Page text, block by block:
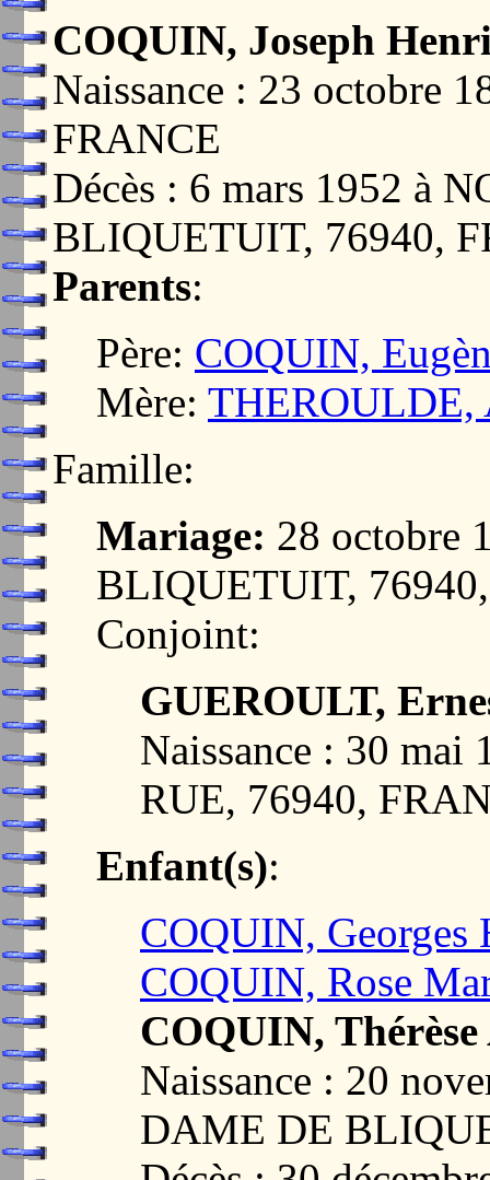
COQUIN, Joseph
Naissance : 23 octobre
FRANCE
Décès : 6 mars 1952 à
BLIQUETUIT, 76940,
Parents:
Père: COQUIN,
Mère: THEROULDE,
Famille:
Mariage: 28 octobre
BLIQUETUIT,
Conjoint:
GUEROULT,
Naissance : 30
RUE, 76940,
Enfant(s):
COQUIN, Georges
COQUIN, Rose
COQUIN,
Naissance : 20
DAME DE